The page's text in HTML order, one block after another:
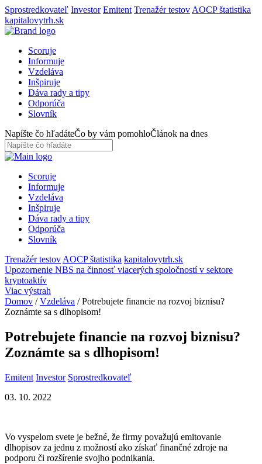
Sprostredkovateľ Investor Emitent Trenažér testov AOCP štatistika
kapitalovytrh.sk
Scoruje
Informuje
Vzdeláva
Inšpiruje
Dáva rady a tipy
Odporúča
Slovník
Napíšte čo hľadáteČo by vám pomohloČlánok na dnes
Scoruje
Informuje
Vzdeláva
Inšpiruje
Dáva rady a tipy
Odporúča
Slovník
Trenažér testov AOCP štatistika kapitalovytrh.sk
Upozornenie NBS na činnosť viacerých spoločností v sektore
kryptoaktív
Viac výstrah
Domov /Vzdeláva /Potrebujete financie na rozvoj biznisu?
Zoznámte sa s dlhopisom!
Potrebujete financie na rozvoj biznisu?
Zoznámte sa s dlhopisom!
Emitent Investor Sprostredkovateľ
03. 10. 2022
Vo vyspelom svete je bežné, že firmy považujú emitovanie
dlhopisov za jednu z možností ako získať finančné zdroje na
podporu či rozšírenie svojho podnikania.